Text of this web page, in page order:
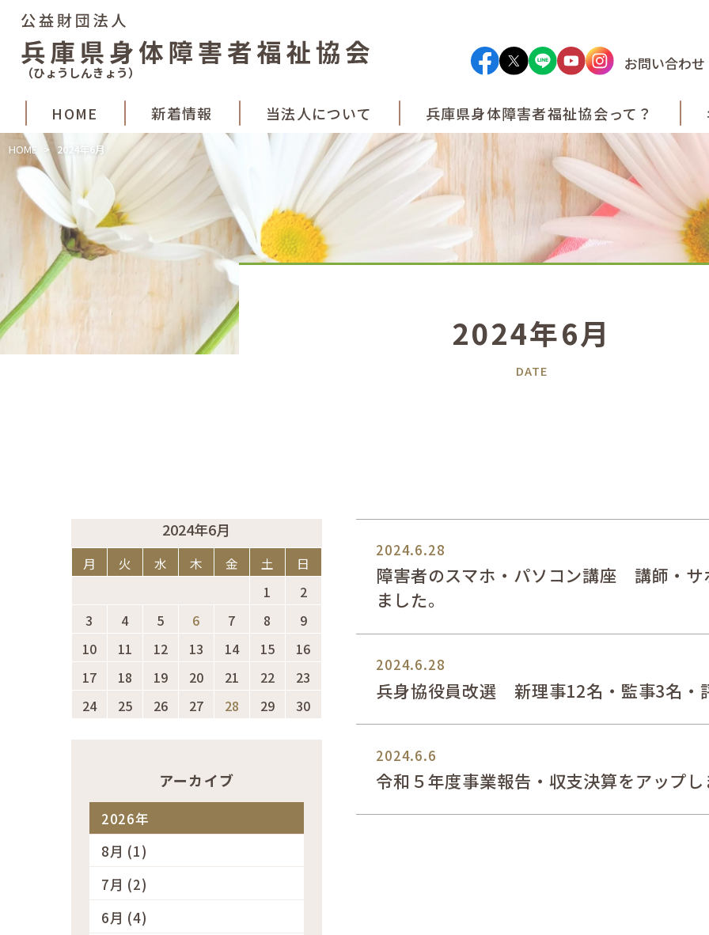
（ひょうしんきょう） お問い合わせ
HOME 新着情報 当法人について 兵庫県身体障害者福祉協会って？
HOME > 2024年6月
2024年6月
DATE
2024.6.28
障害者のスマホ・パソコン講座 講師・
ました。
2024.6.28
兵身協役員改選 新理事12名・監事3名・
2024.6.6
令和５年度事業報告・収支決算をアップ
2024年6月
月 火 水 木 金 土
日
1
2
3
4 5 6 7 8
9
10
11 12 13 14 15
16
17
18 19 20 21 22
23
24
25 26 27 28 29 30
アーカイブ
2026年
8月 (1)
7月 (2)
6月 (4)